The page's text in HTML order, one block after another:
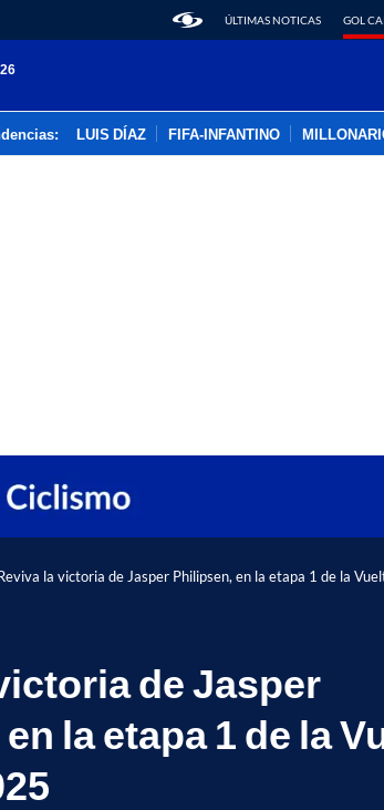
ÚLTIMAS NOTICAS GOL
LUIS DÍAZ FIFA-INFANTINO
la victoria de Jasper Philipsen, en la etapa 1 de la
de Jasper
la etapa 1 de la